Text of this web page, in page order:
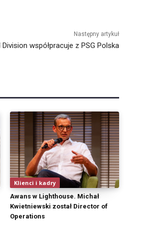
Następny artykuł
Division współpracuje z PSG Polska
Klienci i kadry
Awans w Lighthouse. Michał
Kwietniewski został Director of
Operations